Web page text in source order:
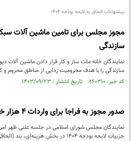
پیشنهادات الحاق به لایحه بودجه 1404
مجوز مجلس برای تامین ماشین آلات
سازندگی
نمایندگان خانه ملت ساز و کار قرار دادن ماشین آلات
سازندگی را با هدف محرومیت زدایی از مناطق محروم و
کد خبر: ۸۶۰۳۱۰ تاریخ انتشار : ۱۴۰۳/۰۹/۲۳
صدور مجوز به فراجا برای واردات ۴ هزار خودرو پلیس
نمایندگان مجلس شورای اسلامی در جلسه علنی ظهر
جزییات لایحه بودجه ۱۴۰۴ در بخش هزینه‌ای، بند (الحاقی) تبصره ۹ این لایحه مو